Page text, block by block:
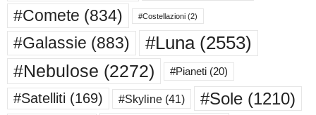
#Comete (834) #Costellazioni (2)
#Galassie (883) #Luna(2553)
#Nebulose (2272) #Pianeti (20)
#Satelliti (169) #Skyline (41) #Sole (1210)